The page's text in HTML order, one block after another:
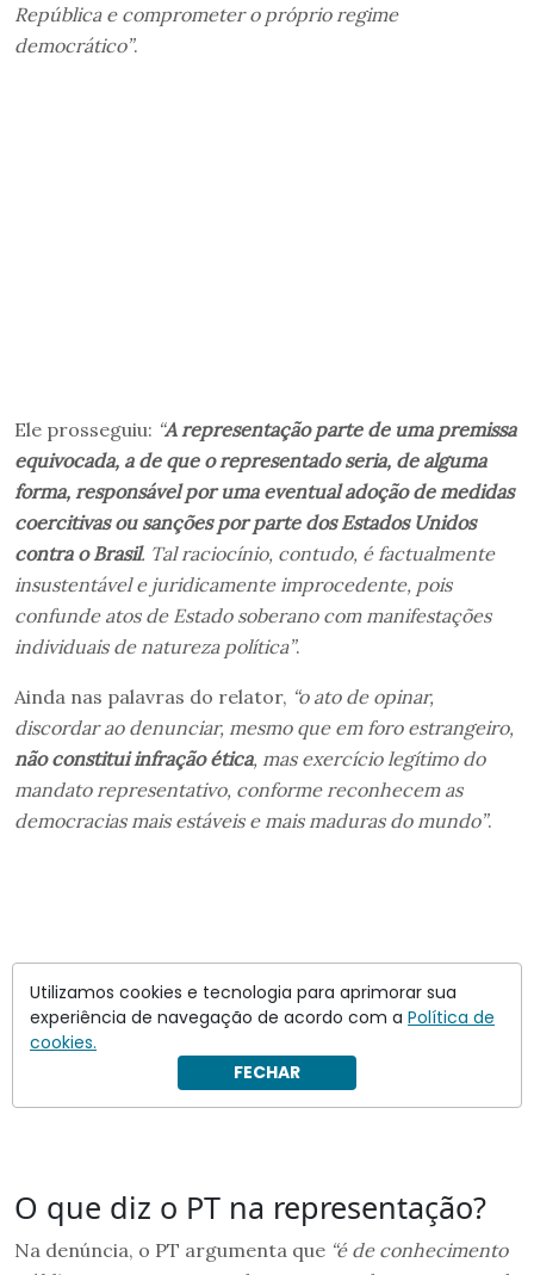
República e comprometer o próprio regime
democrático”.
Ele prosseguiu: “A representação parte de uma premissa
equivocada, a de que o representado seria, de alguma
forma, responsável por uma eventual adoção de medidas
coercitivas ou sanções por parte dos Estados Unidos
contra o Brasil. Tal raciocínio, contudo, é factualmente
insustentável e juridicamente improcedente, pois
confunde atos de Estado soberano com manifestações
individuais de natureza política”.
Ainda nas palavras do relator, “o ato de opinar,
discordar ao denunciar, mesmo que em foro estrangeiro,
não constitui infração ética, mas exercício legítimo do
mandato representativo, conforme reconhecem as
democracias mais estáveis e mais maduras do mundo”.
O que diz o PT na representação?
Na denúncia, o PT argumenta que “é de conhecimento
Utilizamos cookies e tecnologia para aprimorar sua
experiência de navegação de acordo com a Política de
cookies.
FECHAR